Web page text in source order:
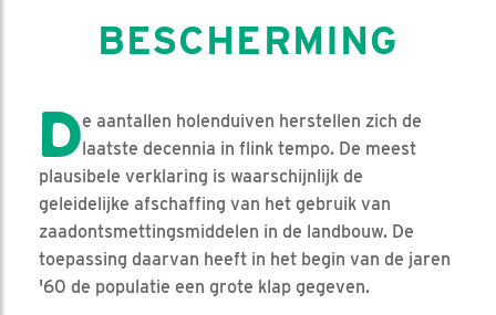
BESCHERMING
De aantallen holenduiven herstellen zich de
laatste decennia in flink tempo. De meest
plausibele verklaring is waarschijnlijk de
geleidelijke afschaffing van het gebruik van
zaadontsmettingsmiddelen in de landbouw. De
toepassing daarvan heeft in het begin van de jaren
'60 de populatie een grote klap gegeven.